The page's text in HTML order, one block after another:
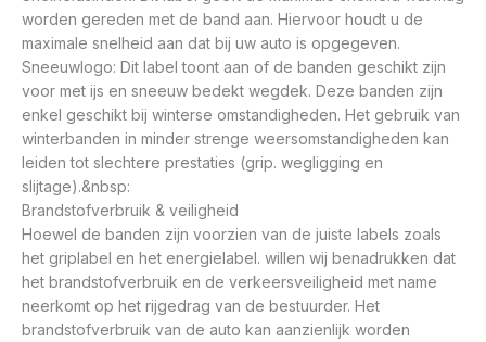
worden gereden met de band aan. Hiervoor houdt u de
maximale snelheid aan dat bij uw auto is opgegeven.
Sneeuwlogo: Dit label toont aan of de banden geschikt zijn
voor met ijs en sneeuw bedekt wegdek. Deze banden zijn
enkel geschikt bij winterse omstandigheden. Het gebruik van
winterbanden in minder strenge weersomstandigheden kan
leiden tot slechtere prestaties (grip. wegligging en
slijtage).&nbsp:
Brandstofverbruik & veiligheid
Hoewel de banden zijn voorzien van de juiste labels zoals
het griplabel en het energielabel. willen wij benadrukken dat
het brandstofverbruik en de verkeersveiligheid met name
neerkomt op het rijgedrag van de bestuurder. Het
brandstofverbruik van de auto kan aanzienlijk worden